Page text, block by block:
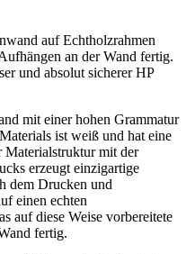
auf Echtholzrahmen
an der Wand fertig.
und absolut sicherer HP
mit einer hohen Grammatur
ist weiß und hat eine
mit der
erzeugt einzigartige
dem Drucken und
einen echten
auf diese Weise vorbereitete
fertig.